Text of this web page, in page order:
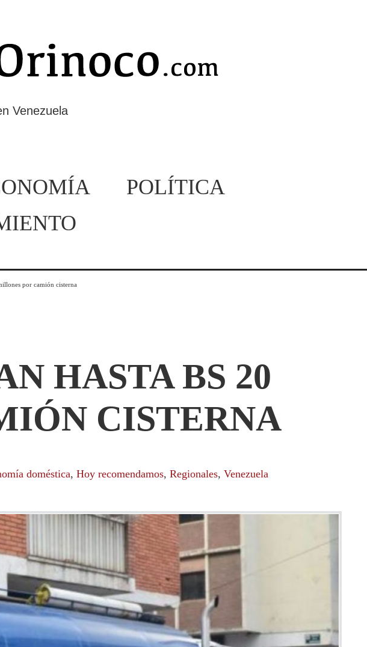
Venezuela
POLÍTICA
por camión cisterna
HASTA BS 20
CISTERNA
doméstica, Hoy recomendamos, Regionales, Venezuela